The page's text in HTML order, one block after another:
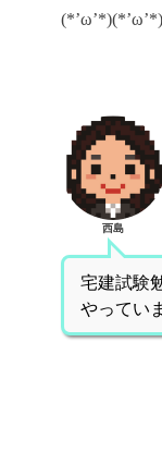
西島
宅建試験
やってい